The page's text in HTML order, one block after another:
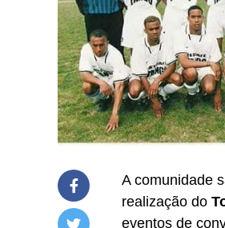
A comunidade
realização do
eventos de